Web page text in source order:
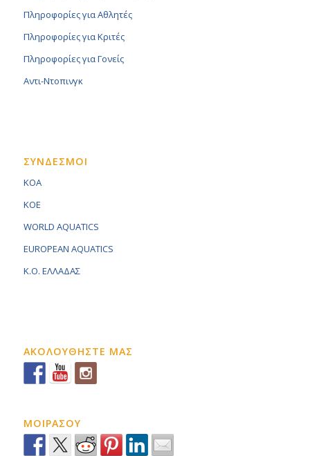
Πληροφορίες για Αθλητές
Πληροφορίες για Κριτές
Πληροφορίες για Γονείς
Αντι-Ντοπινγκ
ΣΥΝΔΕΣΜΟΙ
KOA
KOE
WORLD AQUATICS
EUROPEAN AQUATICS
K.O. ΕΛΛΑΔΑΣ
ΑΚΟΛΟΥΘΗΣΤΕ ΜΑΣ
ΜΟΙΡΑΣΟΥ